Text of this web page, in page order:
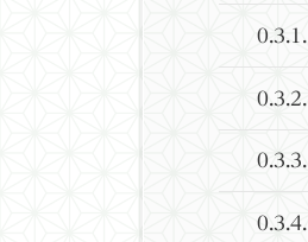
0.3.1.
0.3.2.
0.3.3.
0.3.4.